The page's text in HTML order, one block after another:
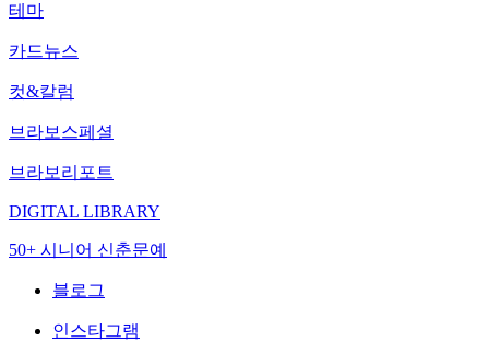
테마
카드뉴스
컷&칼럼
브라보스페셜
브라보리포트
DIGITAL LIBRARY
50+ 시니어 신춘문예
블로그
인스타그램